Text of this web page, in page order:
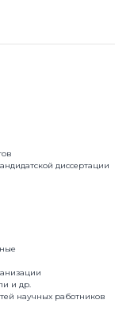
диссертации
и др.
научных работников